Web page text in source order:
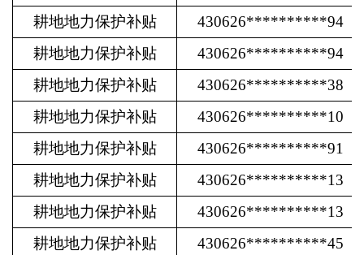
耕地地力保护补贴
430626**********94
耕地地力保护补贴
430626**********94
耕地地力保护补贴
430626**********38
耕地地力保护补贴
430626**********10
耕地地力保护补贴
430626**********91
耕地地力保护补贴
430626**********13
耕地地力保护补贴
430626**********13
耕地地力保护补贴
430626**********45